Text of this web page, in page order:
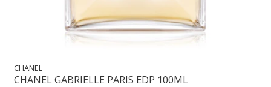
CHANEL
CHANEL GABRIELLE PARIS EDP 100ML